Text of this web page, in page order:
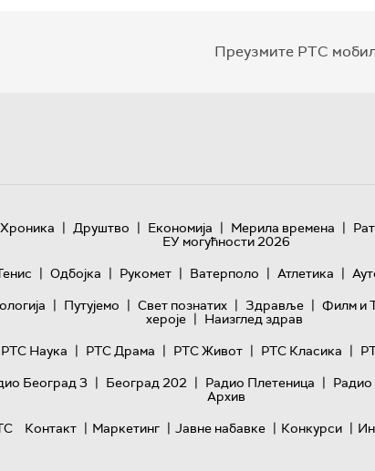
Преузмите РТС
Хроника | Друштво | Економија | Мерила времена |
ЕУ могућности 2026
| Одбојка | Рукомет | Ватерполо | Атлетика |
| Путујемо | Свет познатих | Здравље | Филм и
хероје | Наизглед здрав
РТС Наука | РТС Драма | РТС Живот | РТС Класика |
Београд 3 | Београд 202 | Радио Плетеница |
Архив
Контакт | Маркетинг | Јавне набавке | Конкурси |